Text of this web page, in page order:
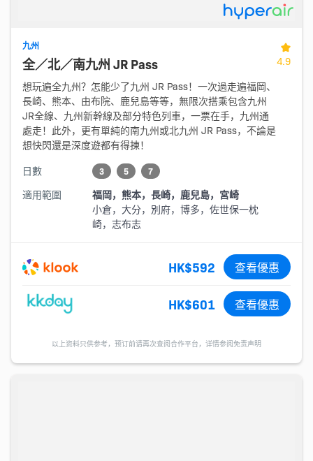
九州
全／北／南九州 JR Pass
想玩遍全九州？怎能少了九州 JR Pass！一次過走遍福岡、
長崎、熊本、由布院、鹿兒島等等，無限次搭乘包含九州
JR全線、九州新幹線及部分特色列車，一票在手，九州通
處走！此外，更有單純的南九州或北九州 JR Pass，不論是
想快閃還是深度遊都有得揀！
日數
3 5 7
適用範圍
福岡，熊本，長崎，鹿兒島，宮崎
小倉，大分，別府，博多，佐世保一枕
崎，志布志
4.9
HK$592 查看優惠
HK$601 查看優惠
以上资料只供参考，预订前请再次查阅合作平台，详情参阅免责声明